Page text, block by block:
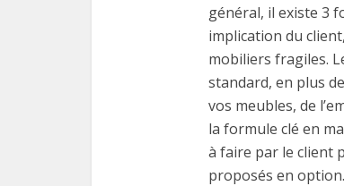
général, il existe 3
implication du
mobiliers fragiles.
standard, en plus
vos meubles, de
la formule clé en
à faire par le client
proposés en